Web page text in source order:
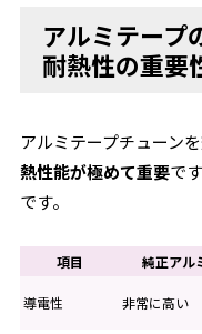
アルミテープ
耐熱性の重要
アルミテープチューン
熱性能が極めて重要で
です。
項目 純正アル
導電性 非常に高い